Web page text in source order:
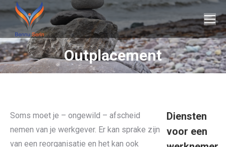
Outplacement
Je bent hier:
Soms moet je – ongewild – afscheid
nemen van je werkgever. Er kan sprake zijn
van een reorganisatie en het kan ook
Diensten
voor een